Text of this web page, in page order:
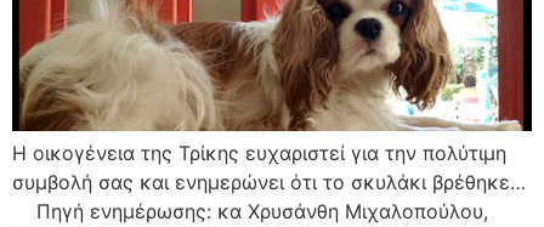
Η οικογένεια της Τρίκης ευχαριστεί για την πολύτιμη
συμβολή σας και ενημερώνει ότι το σκυλάκι βρέθηκε…
Πηγή ενημέρωσης: κα Χρυσάνθη Μιχαλοπούλου,